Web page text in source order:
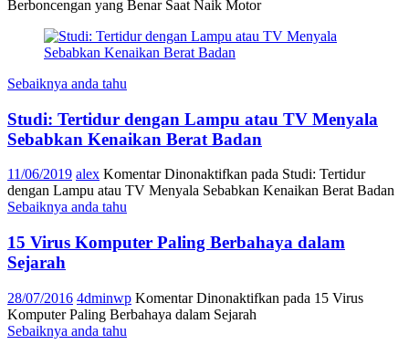
Berboncengan yang Benar Saat Naik Motor
Sebaiknya anda tahu
Studi: Tertidur dengan Lampu atau TV Menyala
Sebabkan Kenaikan Berat Badan
11/06/2019 alex Komentar Dinonaktifkan pada Studi: Tertidur
dengan Lampu atau TV Menyala Sebabkan Kenaikan Berat Badan
Sebaiknya anda tahu
15 Virus Komputer Paling Berbahaya dalam
Sejarah
28/07/2016 4dminwp Komentar Dinonaktifkan pada 15 Virus
Komputer Paling Berbahaya dalam Sejarah
Sebaiknya anda tahu